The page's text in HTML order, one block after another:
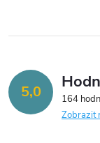
5,0
164
Zobrazit